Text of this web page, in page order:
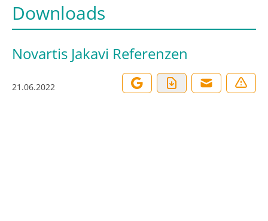
Downloads
Novartis Jakavi Referenzen
21.06.2022